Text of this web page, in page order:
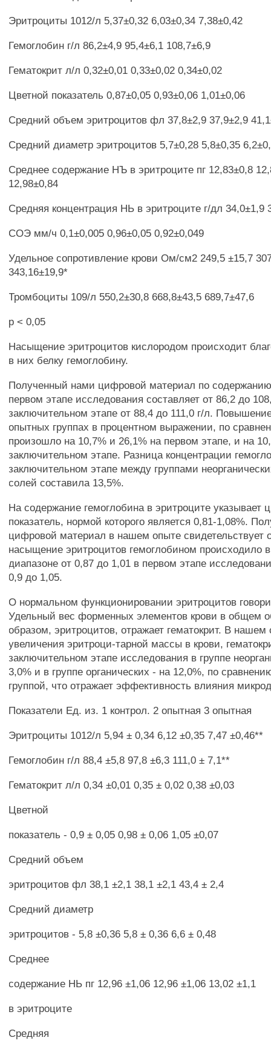
Эритроциты 1012/л 5,37±0,32 6,03±0,34 7,38±0,42
Гемоглобин г/л 86,2±4,9 95,4±6,1 108,7±6,9
Гематокрит л/л 0,32±0,01 0,33±0,02 0,34±0,02
Цветной показатель 0,87±0,05 0,93±0,06 1,01±0,06
Средний объем эритроцитов фл 37,8±2,9 37,9±2,9
Средний диаметр эритроцитов 5,7±0,28 5,8±0,35
Среднее содержание НЪ в эритроците пг 12,83±0,8
12,98±0,84
Средняя концентрация НЬ в эритроците г/дл 34,0±1,9
СОЭ мм/ч 0,1±0,005 0,96±0,05 0,92±0,049
Удельное сопротивление крови Ом/см2 249,5 ±15,7
343,16±19,9*
Тромбоциты 109/л 550,2±30,8 668,8±43,5 689,7±47,6
р < 0,05
Насыщение эритроцитов кислородом происходит
в них белку гемоглобину.
Полученный нами цифровой материал по
первом этапе исследования составляет от 86,2 до
заключительном этапе от 88,4 до 111,0 г/л.
опытных группах в процентном выражении, по
произошло на 10,7% и 26,1% на первом этапе, и на
заключительном этапе. Разница концентрации
заключительном этапе между группами
солей составила 13,5%.
На содержание гемоглобина в эритроците указывает
показатель, нормой которого является 0,81-1,08%.
цифровой материал в нашем опыте свидетельствует
насыщение эритроцитов гемоглобином происходило
диапазоне от 0,87 до 1,01 в первом этапе
0,9 до 1,05.
О нормальном функционировании эритроцитов
Удельный вес форменных элементов крови в общем
образом, эритроцитов, отражает гематокрит. В
увеличения эритроци-тарной массы в крови,
заключительном этапе исследования в группе
3,0% и в группе органических - на 12,0%, по
группой, что отражает эффективность влияния
Показатели Ед. из. 1 контрол. 2 опытная 3 опытная
Эритроциты 1012/л 5,94 ± 0,34 6,12 ±0,35 7,47 ±0,46**
Гемоглобин г/л 88,4 ±5,8 97,8 ±6,3 111,0 ± 7,1**
Гематокрит л/л 0,34 ±0,01 0,35 ± 0,02 0,38 ±0,03
Цветной
показатель - 0,9 ± 0,05 0,98 ± 0,06 1,05 ±0,07
Средний объем
эритроцитов фл 38,1 ±2,1 38,1 ±2,1 43,4 ± 2,4
Средний диаметр
эритроцитов - 5,8 ±0,36 5,8 ± 0,36 6,6 ± 0,48
Среднее
содержание НЬ пг 12,96 ±1,06 12,96 ±1,06 13,02 ±1,1
в эритроците
Средняя